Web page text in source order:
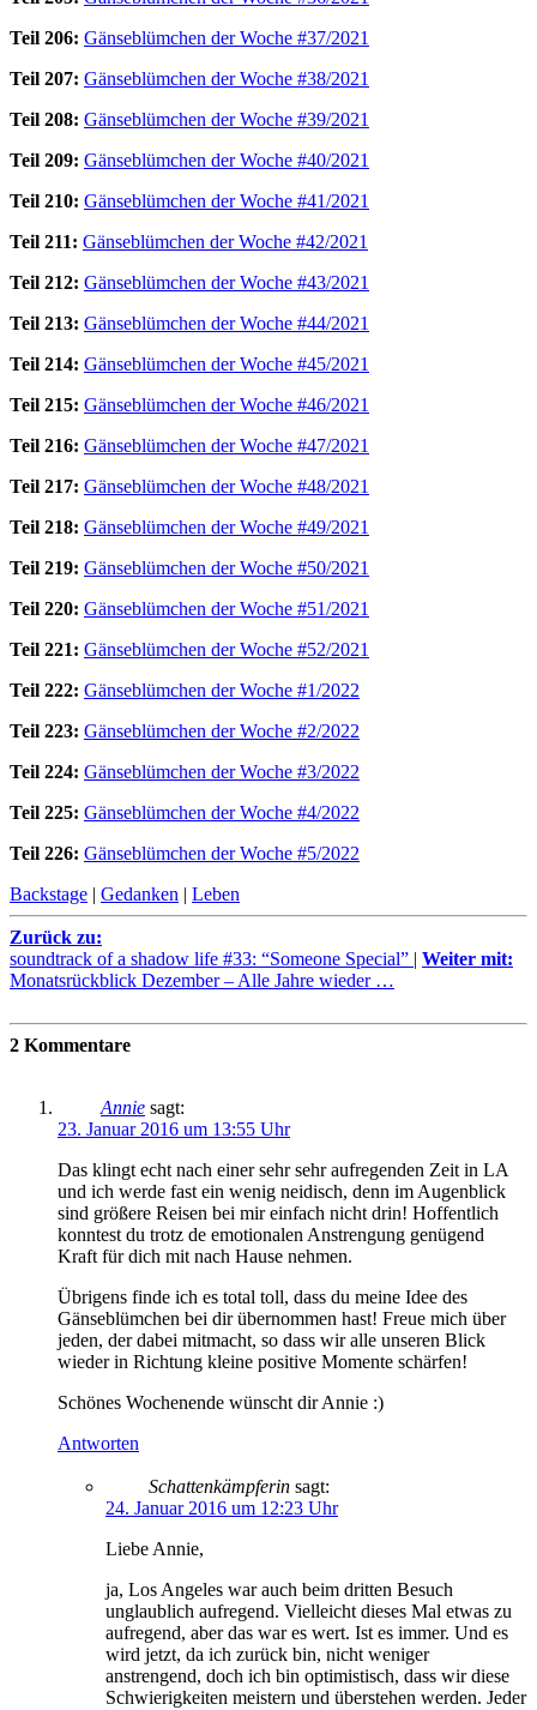
Teil 206: Gänseblümchen der Woche #37/2021
Teil 207: Gänseblümchen der Woche #38/2021
Teil 208: Gänseblümchen der Woche #39/2021
Teil 209: Gänseblümchen der Woche #40/2021
Teil 210: Gänseblümchen der Woche #41/2021
Teil 211: Gänseblümchen der Woche #42/2021
Teil 212: Gänseblümchen der Woche #43/2021
Teil 213: Gänseblümchen der Woche #44/2021
Teil 214: Gänseblümchen der Woche #45/2021
Teil 215: Gänseblümchen der Woche #46/2021
Teil 216: Gänseblümchen der Woche #47/2021
Teil 217: Gänseblümchen der Woche #48/2021
Teil 218: Gänseblümchen der Woche #49/2021
Teil 219: Gänseblümchen der Woche #50/2021
Teil 220: Gänseblümchen der Woche #51/2021
Teil 221: Gänseblümchen der Woche #52/2021
Teil 222: Gänseblümchen der Woche #1/2022
Teil 223: Gänseblümchen der Woche #2/2022
Teil 224: Gänseblümchen der Woche #3/2022
Teil 225: Gänseblümchen der Woche #4/2022
Teil 226: Gänseblümchen der Woche #5/2022
Backstage | Gedanken | Leben
Zurück zu:
soundtrack of a shadow life #33: “Someone Special” | Weiter mit:
Monatsrückblick Dezember – Alle Jahre wieder …
2 Kommentare
Annie sagt:
23. Januar 2016 um 13:55 Uhr
Das klingt echt nach einer sehr sehr aufregenden Zeit in LA
und ich werde fast ein wenig neidisch, denn im Augenblick
sind größere Reisen bei mir einfach nicht drin! Hoffentlich
konntest du trotz de emotionalen Anstrengung genügend
Kraft für dich mit nach Hause nehmen.
Übrigens finde ich es total toll, dass du meine Idee des
Gänseblümchen bei dir übernommen hast! Freue mich über
jeden, der dabei mitmacht, so dass wir alle unseren Blick
wieder in Richtung kleine positive Momente schärfen!
Schönes Wochenende wünscht dir Annie :)
Antworten
Schattenkämpferin sagt:
24. Januar 2016 um 12:23 Uhr
Liebe Annie,
ja, Los Angeles war auch beim dritten Besuch
unglaublich aufregend. Vielleicht dieses Mal etwas zu
aufregend, aber das war es wert. Ist es immer. Und es
wird jetzt, da ich zurück bin, nicht weniger
anstrengend, doch ich bin optimistisch, dass wir diese
Schwierigkeiten meistern und überstehen werden. Jeder